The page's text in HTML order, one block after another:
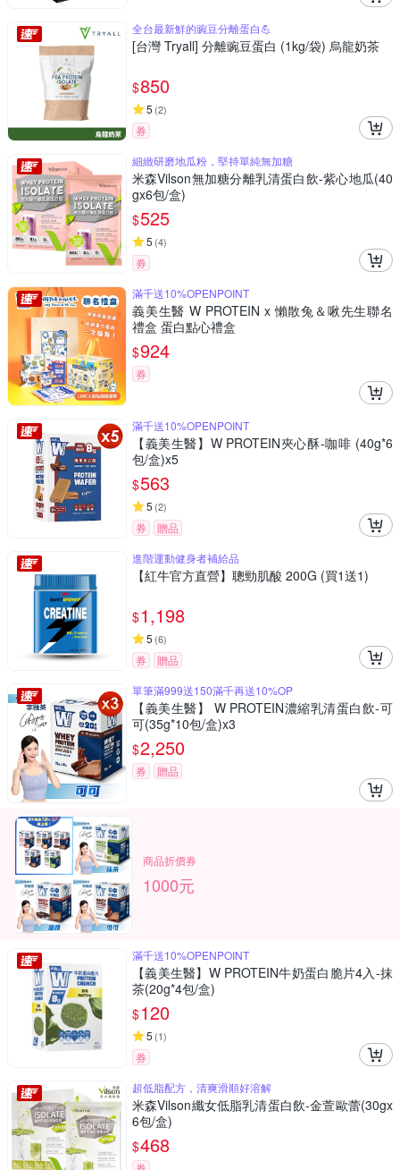
全台最新鮮的豌豆分離蛋白💪
[台灣 Tryall] 分離豌豆蛋白 (1kg/袋) 烏龍奶茶
$850
5 (2)
券
細緻研磨地瓜粉，堅持單純無加糖
米森Vilson無加糖分離乳清蛋白飲-紫心地瓜(40
gx6包/盒)
$525
5 (4)
券
滿千送10%OPENPOINT
義美生醫 W PROTEIN x 懶散兔＆啾先生聯名
禮盒 蛋白點心禮盒
$924
券
滿千送10%OPENPOINT
【義美生醫】W PROTEIN夾心酥-咖啡 (40g*6
包/盒)x5
$563
5 (2)
券
贈品
進階運動健身者補給品
【紅牛官方直營】聰勁肌酸 200G (買1送1)
$1,198
5 (6)
券
贈品
單筆滿999送150滿千再送10%OP
【義美生醫】 W PROTEIN濃縮乳清蛋白飲-可
可(35g*10包/盒)x3
$2,250
券 贈品
商品折價券
1000元
滿千送10%OPENPOINT
【義美生醫】W PROTEIN牛奶蛋白脆片4入-抹
茶(20g*4包/盒)
$120
5 (1)
券
超低脂配方，清爽滑順好溶解
米森Vilson纖女低脂乳清蛋白飲-金萱歐蕾(30gx
6包/盒)
$468